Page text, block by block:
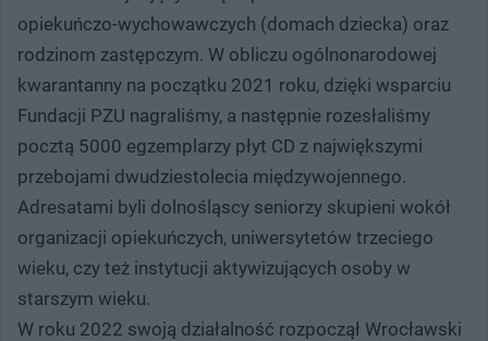
opiekuńczo-wychowawczych (domach dziecka) oraz
rodzinom zastępczym. W obliczu ogólnonarodowej
kwarantanny na początku 2021 roku, dzięki wsparciu
Fundacji PZU nagraliśmy, a następnie rozesłaliśmy
pocztą 5000 egzemplarzy płyt CD z największymi
przebojami dwudziestolecia międzywojennego.
Adresatami byli dolnośląscy seniorzy skupieni wokół
organizacji opiekuńczych, uniwersytetów trzeciego
wieku, czy też instytucji aktywizujących osoby w
starszym wieku.
W roku 2022 swoją działalność rozpoczął Wrocławski